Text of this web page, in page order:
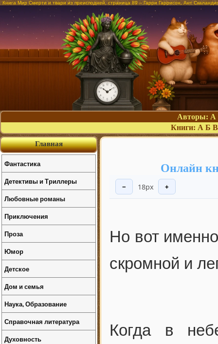
Книга Мир Смерти и твари из преисподней, страница 89 – Гарри Гаррисон, Ант
Авторы: А
Книги: А Б В
Онлайн
− 18px +
Но вот
скромной и
Когда в
Главная
Фантастика
Детективы и Триллеры
Любовные романы
Приключения
Проза
Юмор
Детское
Дом и семья
Наука, Образование
Справочная литература
Духовность